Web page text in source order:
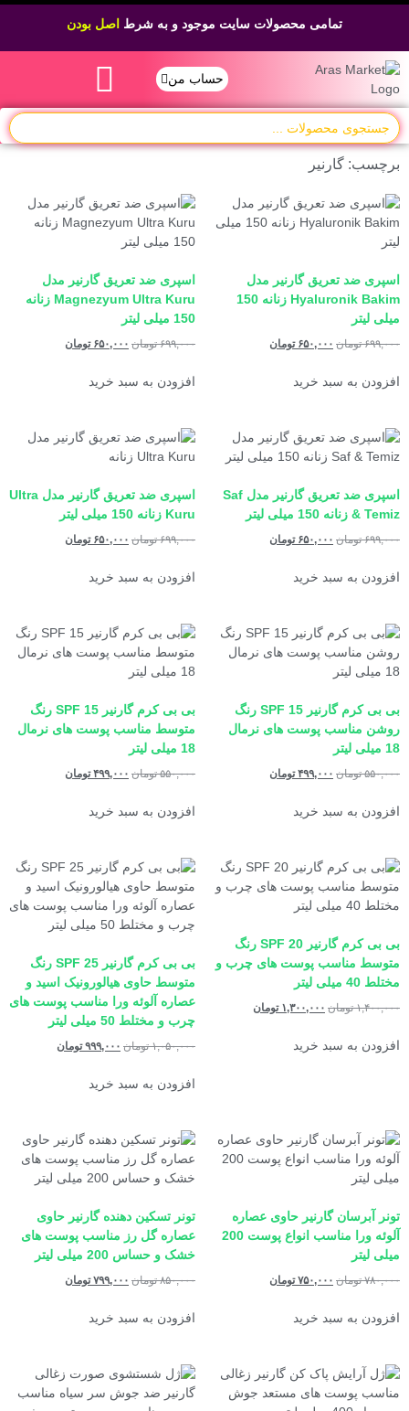
تمامی محصولات سایت موجود و به شرط اصل بودن
حساب من
برچسب: گارنیر
اسپری ضد تعریق گارنیر مدل
Hyaluronik Bakim زنانه 150
میلی لیتر
۶۹۹,۰۰۰ تومان ۶۵۰,۰۰۰ تومان
افزودن به سبد خرید
اسپری ضد تعریق گارنیر مدل
Magnezyum Ultra Kuru زنانه
150 میلی لیتر
۶۹۹,۰۰۰ تومان ۶۵۰,۰۰۰ تومان
افزودن به سبد خرید
اسپری ضد تعریق گارنیر مدل Saf
& Temiz زنانه 150 میلی لیتر
۶۹۹,۰۰۰ تومان ۶۵۰,۰۰۰ تومان
افزودن به سبد خرید
اسپری ضد تعریق گارنیر مدل Ultra
Kuru زنانه 150 میلی لیتر
۶۹۹,۰۰۰ تومان ۶۵۰,۰۰۰ تومان
افزودن به سبد خرید
بی بی کرم گارنیر SPF 15 رنگ
روشن مناسب پوست های نرمال
18 میلی لیتر
۵۵۰,۰۰۰ تومان ۴۹۹,۰۰۰ تومان
افزودن به سبد خرید
بی بی کرم گارنیر SPF 15 رنگ
متوسط مناسب پوست های نرمال
18 میلی لیتر
۵۵۰,۰۰۰ تومان ۴۹۹,۰۰۰ تومان
افزودن به سبد خرید
بی بی کرم گارنیر SPF 20 رنگ
متوسط مناسب پوست های چرب و
مختلط 40 میلی لیتر
۱,۴۰۰,۰۰۰ تومان ۱,۳۰۰,۰۰۰ تومان
افزودن به سبد خرید
بی بی کرم گارنیر SPF 25 رنگ
متوسط حاوی هیالورونیک اسید و
عصاره آلوئه ورا مناسب پوست های
چرب و مختلط 50 میلی لیتر
۱,۰۵۰,۰۰۰ تومان ۹۹۹,۰۰۰ تومان
افزودن به سبد خرید
تونر آبرسان گارنیر حاوی عصاره
آلوئه ورا مناسب انواع پوست 200
میلی لیتر
۷۸۰,۰۰۰ تومان ۷۵۰,۰۰۰ تومان
افزودن به سبد خرید
تونر تسکین دهنده گارنیر حاوی
عصاره گل رز مناسب پوست های
خشک و حساس 200 میلی لیتر
۸۵۰,۰۰۰ تومان ۷۹۹,۰۰۰ تومان
افزودن به سبد خرید